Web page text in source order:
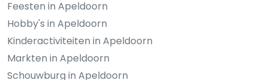
Feesten in Apeldoorn
Hobby's in Apeldoorn
Kinderactiviteiten in Apeldoorn
Markten in Apeldoorn
Schouwburg in Apeldoorn